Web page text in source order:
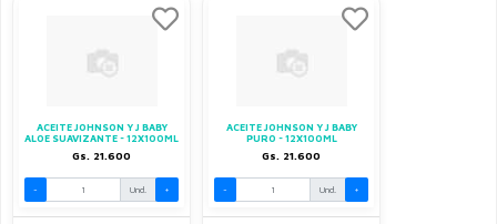
ACEITE JOHNSON Y J BABY
ALOE SUAVIZANTE - 12X100ML
Gs. 21.600
- Und. +
ACEITE JOHNSON Y J BABY
PURO - 12X100ML
Gs. 21.600
- Und. +